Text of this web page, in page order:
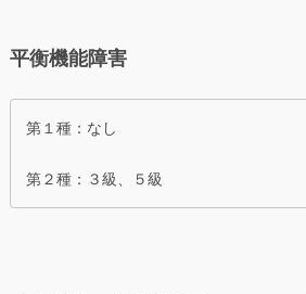
平衡機能障害
第１種：なし
第２種：３級、５級